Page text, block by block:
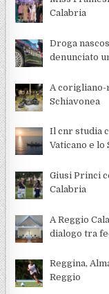
Calabria
Droga
denunciato
A corigliano-
Schiavonea
Il cnr studia
Vaticano e lo
Giusi Princi
Calabria
A Reggio
dialogo tra
Reggina,
Reggio